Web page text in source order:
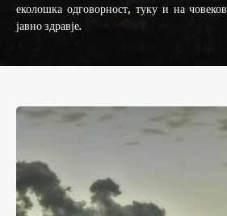
еколошка одговорност, туку и на
јавно здравје.